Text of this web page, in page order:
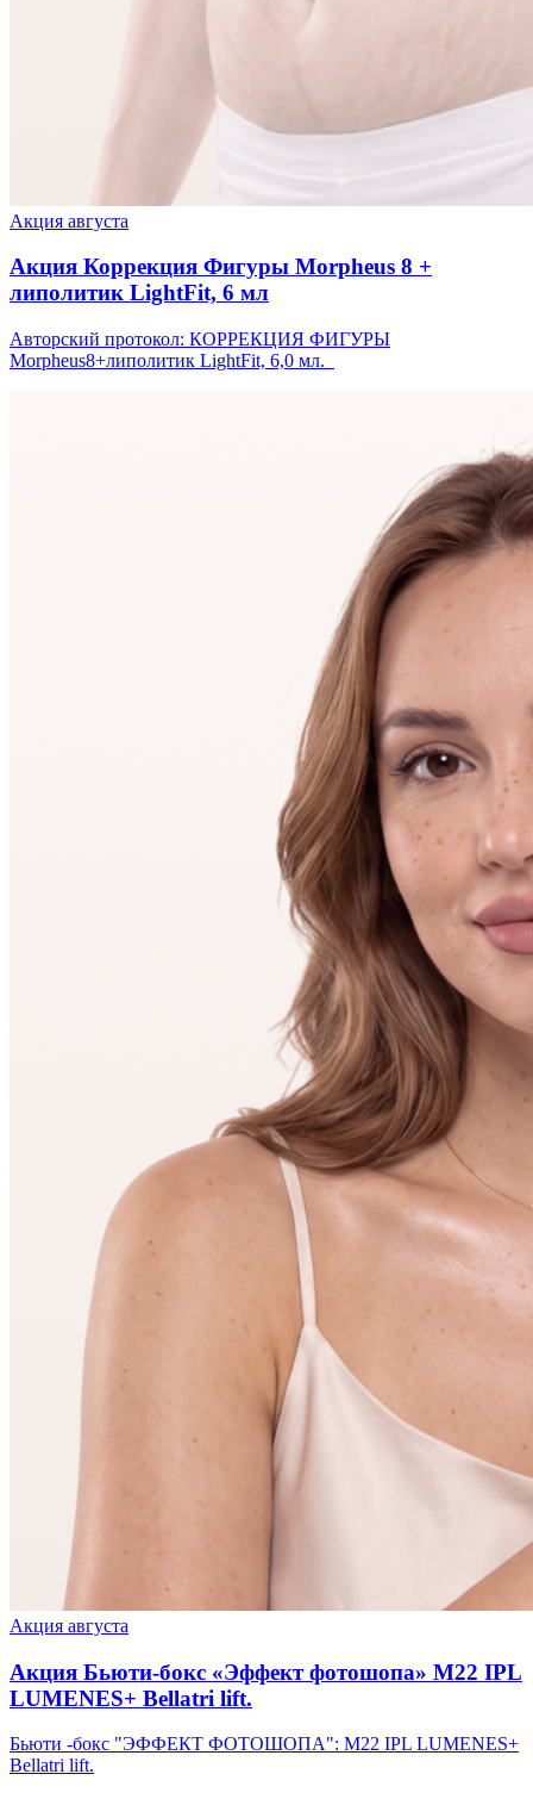
Акция августа
Акция Коррекция Фигуры Morpheus 8 +
липолитик LightFit, 6 мл
Авторский протокол: КОРРЕКЦИЯ ФИГУРЫ
Morpheus8+липолитик LightFit, 6,0 мл.
Акция августа
Акция Бьюти-бокс «Эффект фотошопа» М22 IPL
LUMENES+ Bellatri lift.
Бьюти -бокс "ЭФФЕКТ ФОТОШОПА": М22 IPL LUMENES+
Bellatri lift.